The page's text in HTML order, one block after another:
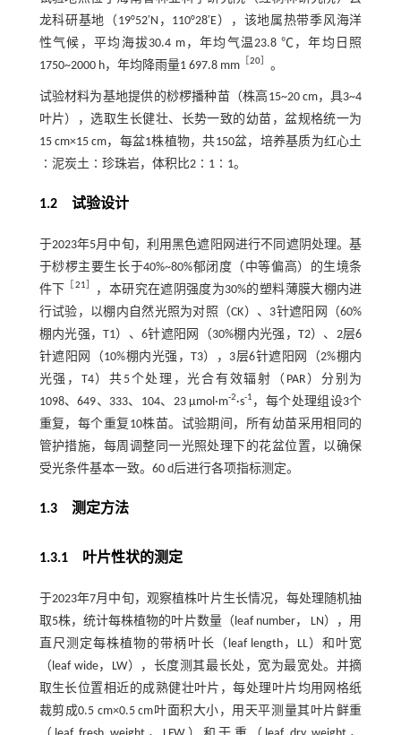
龙科研基地（19°52′N，110°28′E），该地属热带季风海洋
性气候，平均海拔30.4 m，年均气温23.8 ℃，年均日照
1750~2000 h，年均降雨量1 697.8 mm ［20］ 。
试验材料为基地提供的桫椤播种苗（株高15~20 cm，具3~4
叶片），选取生长健壮、长势一致的幼苗，盆规格统一为
15 cm×15 cm，每盆1株植物，共150盆，培养基质为红心土
∶泥炭土∶珍珠岩，体积比2∶1∶1。
1.2 试验设计
于2023年5月中旬，利用黑色遮阳网进行不同遮阴处理。基
于桫椤主要生长于40%~80%郁闭度（中等偏高）的生境条
件下
［21］
，本研究在遮阴强度为30%的塑料薄膜大棚内进
行试验，以棚内自然光照为对照（CK）、3针遮阳网（60%
棚内光强，T1）、6针遮阳网（30%棚内光强，T2）、2层6
针遮阳网（10%棚内光强，T3），3层6针遮阳网（2%棚内
光强，T4）共5个处理，光合有效辐射（PAR）分别为
1098、649、333、104、23 μmol·m-2·s-1 ，每个处理组设3个
重复，每个重复10株苗。试验期间，所有幼苗采用相同的
管护措施，每周调整同一光照处理下的花盆位置，以确保
受光条件基本一致。60 d后进行各项指标测定。
1.3 测定方法
1.3.1 叶片性状的测定
于2023年7月中旬，观察植株叶片生长情况，每处理随机抽
取5株，统计每株植物的叶片数量（leaf number， LN），用
直尺测定每株植物的带柄叶长（leaf length，LL）和叶宽
（leaf wide，LW），长度测其最长处，宽为最宽处。并摘
取生长位置相近的成熟健壮叶片，每处理叶片均用网格纸
裁剪成0.5 cm×0.5 cm叶面积大小，用天平测量其叶片鲜重